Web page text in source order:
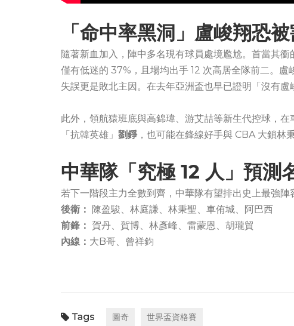
「命中率黑洞」盧峻翔恐
隨著新血加入，陣中多名現有球員處境尷尬。首當其衝
僅有低迷的 37%，且場均出手 12 次高居全隊前二。
失誤更是敗北主因。在去年亞洲盃也早已證明「沒有
此外，領航猿班底與高錦瑋、游艾喆等新生代控球，
「抗韓英雄」 劉錚 ，也可能在鋒線好手與 CBA 大鎖林
中華隊「究極 12 人」預測
若下一階段主力全數到齊，中華隊有望排出史上最強陣
後衛： 陳盈駿、林庭謙、林秉聖、車侑城、阿巴西
前鋒： 賀丹、賀博、林彥峰、雷蒙恩、胡瓏貿
內線： 大B哥、曾祥鈞
圖奇 世界盃資格賽